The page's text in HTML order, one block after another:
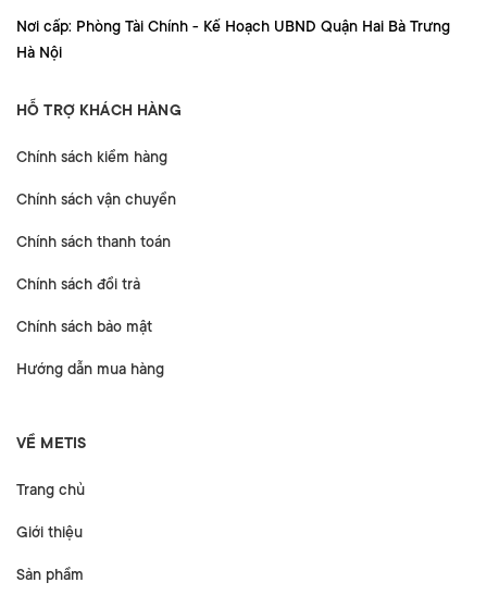
Nơi cấp: Phòng Tài Chính - Kế Hoạch UBND Quận Hai Bà Trưng
Hà Nội
HỖ TRỢ KHÁCH HÀNG
Chính sách kiểm hàng
Chính sách vận chuyển
Chính sách thanh toán
Chính sách đổi trả
Chính sách bảo mật
Hướng dẫn mua hàng
VỀ METIS
Trang chủ
Giới thiệu
Sản phẩm